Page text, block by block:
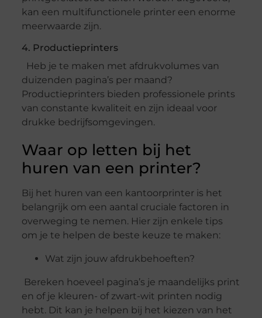
kan een multifunctionele printer een enorme
meerwaarde zijn.
4. Productieprinters
Heb je te maken met afdrukvolumes van
duizenden pagina’s per maand?
Productieprinters bieden professionele prints
van constante kwaliteit en zijn ideaal voor
drukke bedrijfsomgevingen.
Waar op letten bij het
huren van een printer?
Bij het huren van een kantoorprinter is het
belangrijk om een aantal cruciale factoren in
overweging te nemen. Hier zijn enkele tips
om je te helpen de beste keuze te maken:
Wat zijn jouw afdrukbehoeften?
Bereken hoeveel pagina’s je maandelijks print
en of je kleuren- of zwart-wit printen nodig
hebt. Dit kan je helpen bij het kiezen van het